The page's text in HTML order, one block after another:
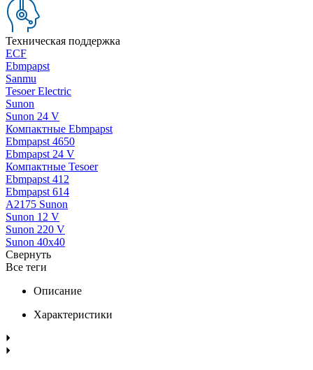
Техническая поддержка
ECF
Ebmpapst
Sanmu
Tesoer Electric
Sunon
Sunon 24 V
Компактные Ebmpapst
Ebmpapst 4650
Ebmpapst 24 V
Компактные Tesoer
Ebmpapst 412
Ebmpapst 614
A2175 Sunon
Sunon 12 V
Sunon 220 V
Sunon 40x40
Свернуть
Все теги
Описание
Характеристики